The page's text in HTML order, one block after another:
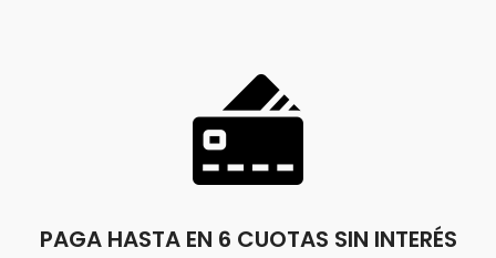
PAGA HASTA EN 6 CUOTAS SIN INTERÉS